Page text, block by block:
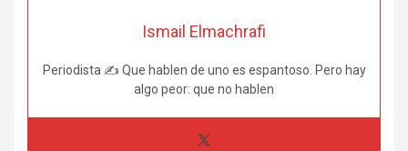
Ismail Elmachrafi
Periodista ✍ Que hablen de uno es espantoso. Pero hay
algo peor: que no hablen